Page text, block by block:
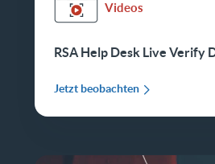
Videos
RSA Help Desk Live Verify
Jetzt beobachten